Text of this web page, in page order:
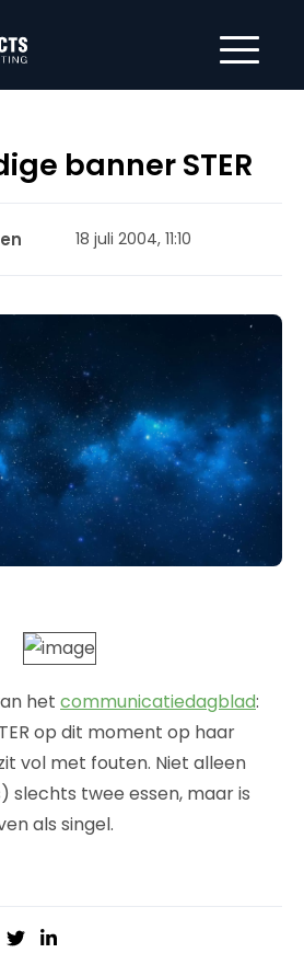
banner STER
18 juli 2004, 11:10
het communicatiedagblad:
op dit moment op haar
vol met fouten. Niet alleen
slechts twee essen, maar is
als singel.